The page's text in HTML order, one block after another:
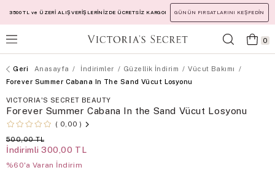
3500 TL ve ÜZERİ ALIŞVERİŞLERİNİZDE ÜCRETSİZ KARGO! GÜNÜN FIRSATLARINI KEŞFEDİN
0
Anasayfa İndirimler Güzellik İndirim
Vücut Bakımı
Forever Summer Cabana In The Sand Vücut Losyonu
VICTORIA'S SECRET BEAUTY
Forever Summer Cabana In the Sand Vücut Losyonu
0,00
500,00 TL
İndirimli 300,00 TL
%60'a Varan İndirim